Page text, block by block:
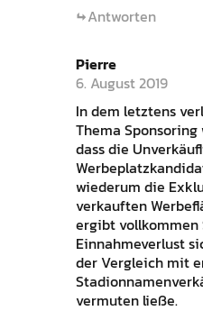
Antworten
Pierre
6. August 2019
In dem letztens
Thema
dass die
wiederum die
verkauften
ergibt vollkommen
Einnahmeverlust
der Vergleich mit
vermuten ließe.